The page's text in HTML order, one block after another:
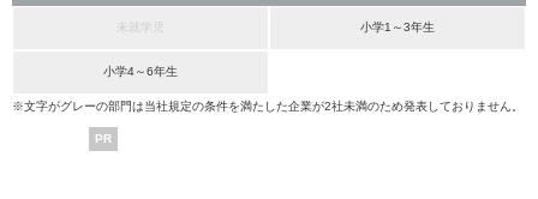
未就学児 小学1～3年生
小学4～6年生
※文字がグレーの部門は当社規定の条件を満たした企業が2社未満のため発表しておりません。
PR